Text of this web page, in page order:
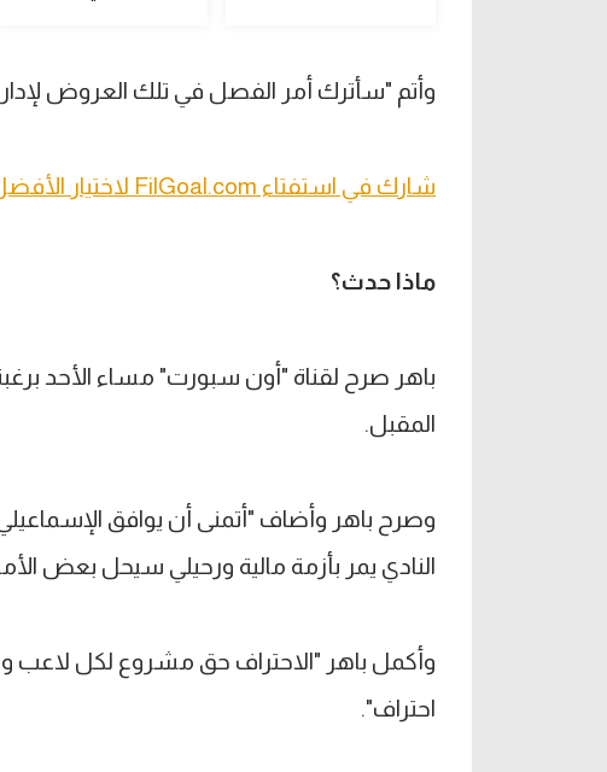
وأتم "سأترك أمر الفصل في تلك العروض
شارك في استفتاء FilGoal.com لاختيار الأفضل في 2019
ماذا حدث؟
باهر صرح لقناة "أون سبورت" مساء الأحد
المقبل.
وصرح باهر وأضاف "أتمنى أن يوافق
النادي يمر بأزمة مالية ورحيلي سيحل بعض
وأكمل باهر "الاحتراف حق مشروع لكل لاعب
احتراف".